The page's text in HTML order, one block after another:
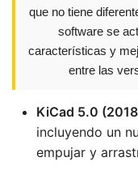
que no tiene
software se
características y
entre las
KiCad 5.0
incluyendo un
empujar y